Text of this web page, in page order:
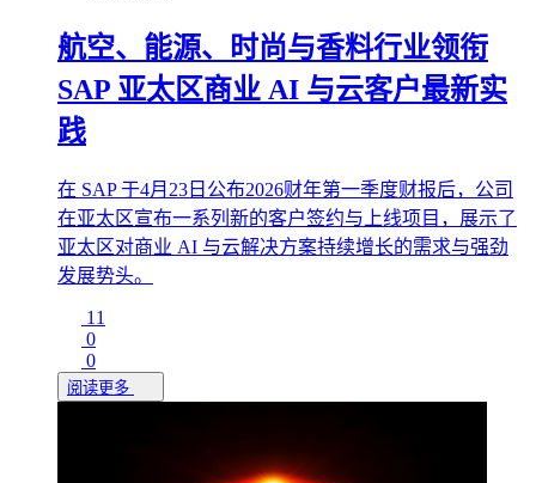
航空、能源、时尚与香料行业领衔
SAP 亚太区商业 AI 与云客户最新实
践
在 SAP 于4月23日公布2026财年第一季度财报后，公司
在亚太区宣布一系列新的客户签约与上线项目，展示了
亚太区对商业 AI 与云解决方案持续增长的需求与强劲
发展势头。
11
0
0
阅读更多